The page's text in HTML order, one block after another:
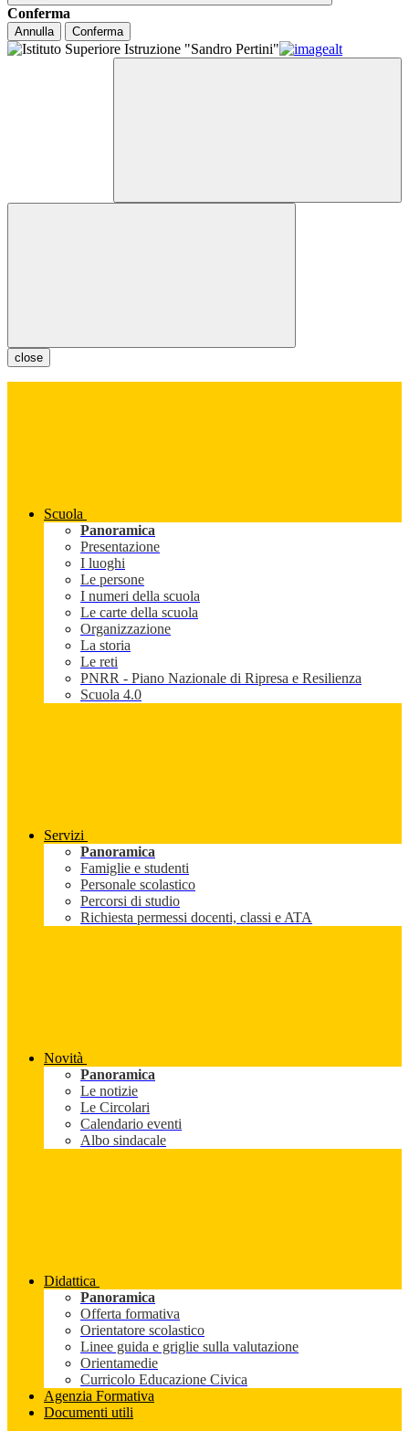
Conferma
Annulla Conferma
close
Scuola
Panoramica
Presentazione
I luoghi
Le persone
I numeri della scuola
Le carte della scuola
Organizzazione
La storia
Le reti
PNRR - Piano Nazionale di Ripresa e Resilienza
Scuola 4.0
Servizi
Panoramica
Famiglie e studenti
Personale scolastico
Percorsi di studio
Richiesta permessi docenti, classi e ATA
Novità
Panoramica
Le notizie
Le Circolari
Calendario eventi
Albo sindacale
Didattica
Panoramica
Offerta formativa
Orientatore scolastico
Linee guida e griglie sulla valutazione
Orientamedie
Curricolo Educazione Civica
Agenzia Formativa
Documenti utili